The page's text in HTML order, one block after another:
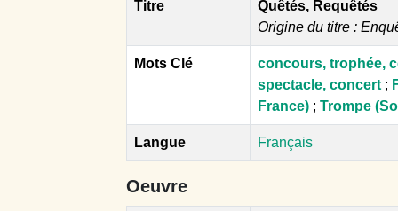
Titre
Quêtés, Requêtés
Origine du titre :
Mots Clé
concours, trophée,
spectacle, concert ;
France) ; Trompe
Langue Français
Oeuvre